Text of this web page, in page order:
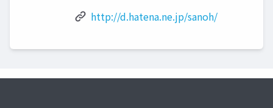
http://d.hatena.ne.jp/sanoh/